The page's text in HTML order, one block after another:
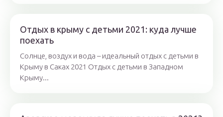
Отдых в крыму с детьми 2021: куда лучше
поехать
Солнце, воздух и вода – идеальный отдых с детьми в
Крыму в Саках 2021 Отдых с детьми в Западном
Крыму...